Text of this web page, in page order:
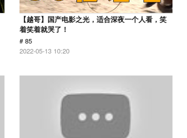
【越哥】国产电影之光，适合深夜一个人看，笑
着笑着就哭了！
# 85
2022-05-13 10:20